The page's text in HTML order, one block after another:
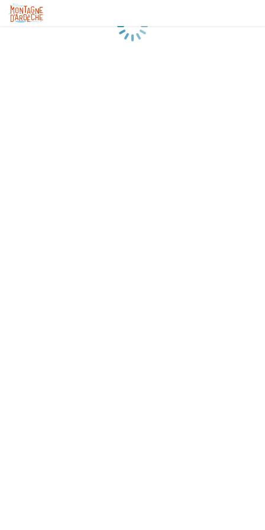
Chargement